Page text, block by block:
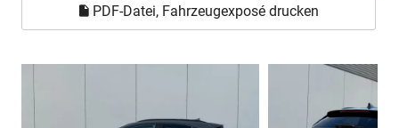
PDF-Datei, Fahrzeugexposé drucken